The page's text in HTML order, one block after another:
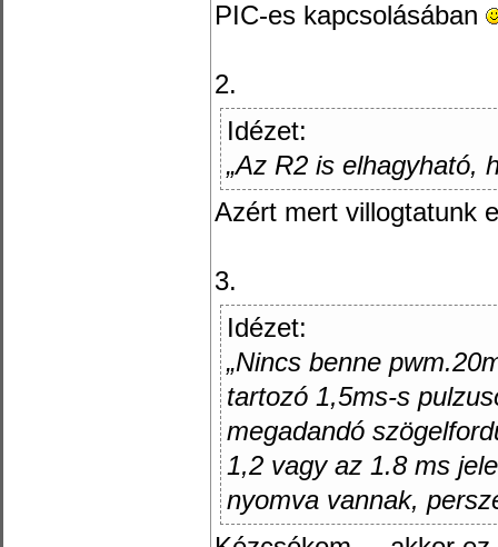
PIC-es kapcsolásában
2.
Idézet:
„Az R2 is elhagyható,
Azért mert villogtatunk
3.
Idézet:
„Nincs benne
tartozó 1,5ms-s
megadandó
1,2 vagy az 1.8 ms
nyomva vannak,